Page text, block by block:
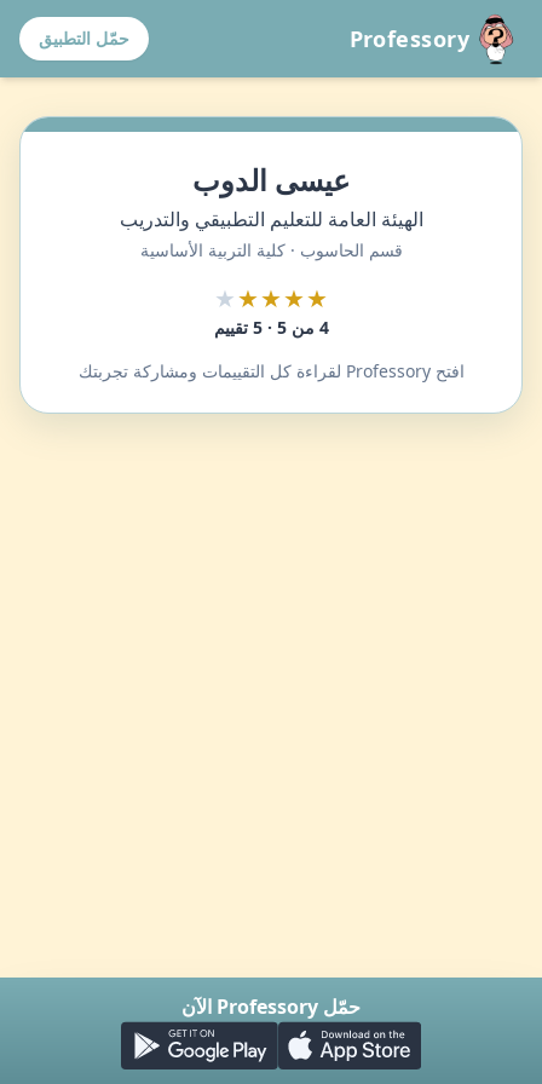
Professory حمّل التطبيق
عيسى الدوب
الهيئة العامة للتعليم التطبيقي والتدريب
قسم الحاسوب · كلية التربية الأساسية
★★★★
★
4 من 5 · 5 تقييم
افتح Professory لقراءة كل التقييمات ومشاركة تجربتك
حمّل Professory الآن